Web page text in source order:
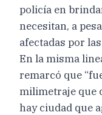
policía en
necesitan, a
afectadas por
En la misma
remarcó que
milimetraje que
hay ciudad que